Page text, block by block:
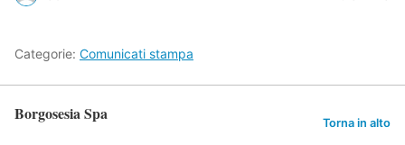
Categorie: Comunicati stampa
Borgosesia Spa Torna in alto